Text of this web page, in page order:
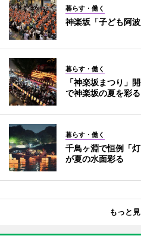
暮らす・働く
神楽坂「子ども阿
暮らす・働く
「神楽坂まつり」
で神楽坂の夏を彩る
暮らす・働く
千鳥ヶ淵で恒例「
が夏の水面彩る
もっと